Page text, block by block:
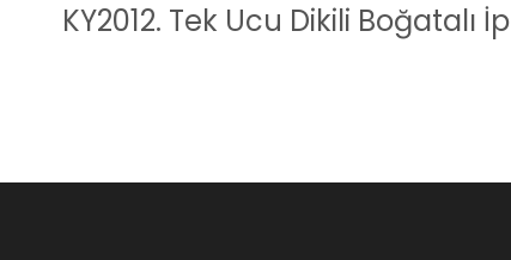
KY2012. Tek Ucu Dikili Boğatalı İp